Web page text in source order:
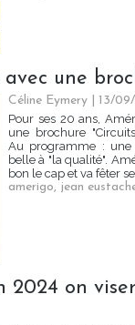
une
Céline Eymery | 13/
Pour ses 20 ans,
une brochure
Au programme :
belle à "la qualité".
bon le cap et va fêter
amerigo, jean
2024 on